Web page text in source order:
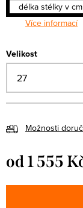
délka stélky v cm
Více informací
Velikost
Možnosti
od1 555
cena: